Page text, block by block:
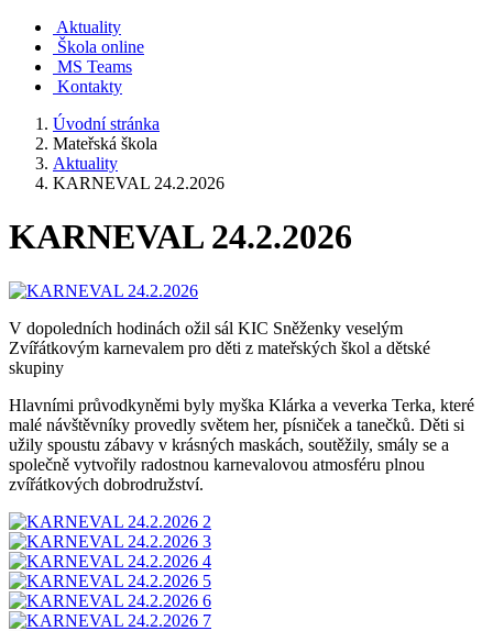
Aktuality
Škola online
MS Teams
Kontakty
Úvodní stránka
Mateřská škola
Aktuality
KARNEVAL 24.2.2026
KARNEVAL 24.2.2026
V dopoledních hodinách ožil sál KIC Sněženky veselým
Zvířátkovým karnevalem pro děti z mateřských škol a dětské
skupiny
Hlavními průvodkyněmi byly myška Klárka a veverka Terka, které
malé návštěvníky provedly světem her, písniček a tanečků. Děti si
užily spoustu zábavy v krásných maskách, soutěžily, smály se a
společně vytvořily radostnou karnevalovou atmosféru plnou
zvířátkových dobrodružství.